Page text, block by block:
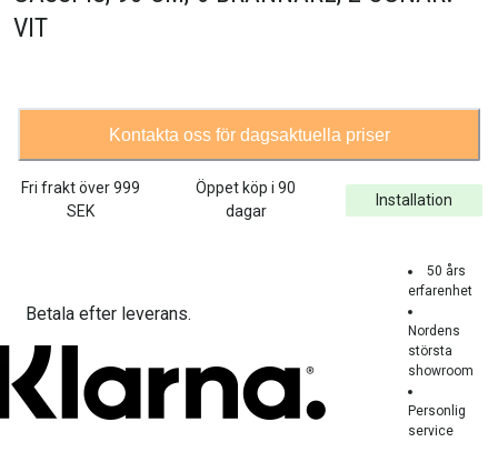
VIT
Kontakta oss för dagsaktuella priser
Fri frakt över999
SEK
Öppet köp i 90
dagar
Installation
Betala efter leverans.
50 års
erfarenhet
Nordens
största
showroom
Personlig
service